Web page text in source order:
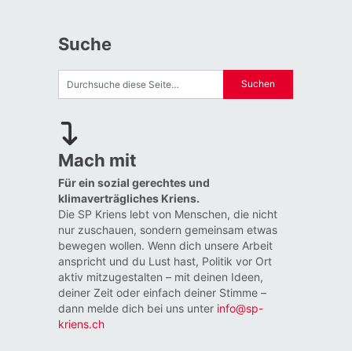
Suche
Mach mit
Für ein sozial gerechtes und
klimaverträgliches Kriens.
Die SP Kriens lebt von Menschen, die nicht
nur zuschauen, sondern gemeinsam etwas
bewegen wollen. Wenn dich unsere Arbeit
anspricht und du Lust hast, Politik vor Ort
aktiv mitzugestalten – mit deinen Ideen,
deiner Zeit oder einfach deiner Stimme –
dann melde dich bei uns unter info@sp-
kriens.ch